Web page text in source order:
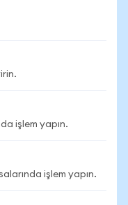
işlem yapın.
işlem yapın.